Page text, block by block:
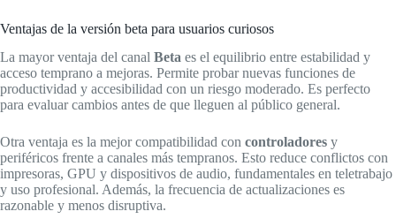
Ventajas de la versión beta para usuarios curiosos
La mayor ventaja del canal Beta es el equilibrio entre estabilidad y
acceso temprano a mejoras. Permite probar nuevas funciones de
productividad y accesibilidad con un riesgo moderado. Es perfecto
para evaluar cambios antes de que lleguen al público general.
Otra ventaja es la mejor compatibilidad con controladores y
periféricos frente a canales más tempranos. Esto reduce conflictos con
impresoras, GPU y dispositivos de audio, fundamentales en teletrabajo
y uso profesional. Además, la frecuencia de actualizaciones es
razonable y menos disruptiva.